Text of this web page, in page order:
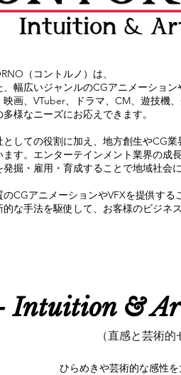
（コントルノ）は、
、幅広いジャンルのCGアニメーショ
画、VTuber、ドラマ、CM、遊技機
様なニーズにお応えできます。
しての役割に加え、地方創生やCG業
す。エンターテインメント業界の成
掘・雇用・育成することで地域社会
CGアニメーションやVFXを提供する
な手法を駆使して、お客様のビジネ
Intuition &
（直感と芸術的
ひらめきや芸術的な感性